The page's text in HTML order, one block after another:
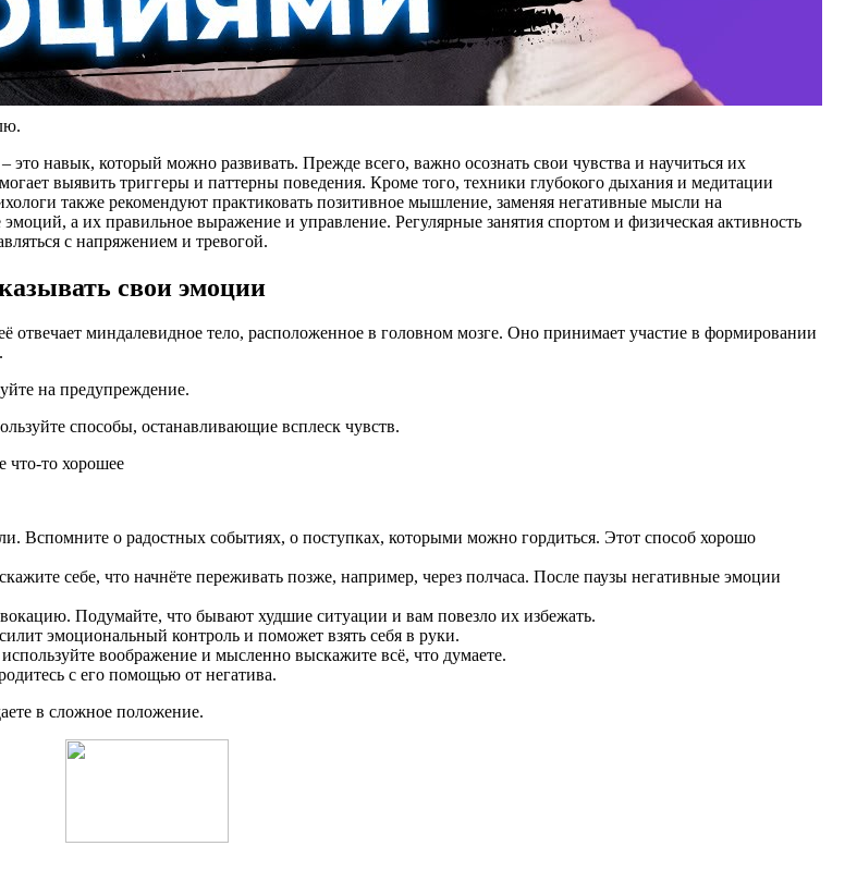
навык, который можно развивать. Прежде всего, важно осознать свои чувства и научиться их
выявить триггеры и паттерны поведения. Кроме того, техники глубокого дыхания и медитации
также рекомендуют практиковать позитивное мышление, заменяя негативные мысли на
а их правильное выражение и управление. Регулярные занятия спортом и физическая активность
с напряжением и тревогой.
свои эмоции
миндалевидное тело, расположенное в головном мозге. Оно принимает участие в формировании
на предупреждение.
способы, останавливающие всплеск чувств.
что-то хорошее
Вспомните о радостных событиях, о поступках, которыми можно гордиться. Этот способ хорошо
себе, что начнёте переживать позже, например, через полчаса. После паузы негативные эмоции
Подумайте, что бывают худшие ситуации и вам повезло их избежать.
эмоциональный контроль и поможет взять себя в руки.
воображение и мысленно выскажите всё, что думаете.
с его помощью от негатива.
в сложное положение.